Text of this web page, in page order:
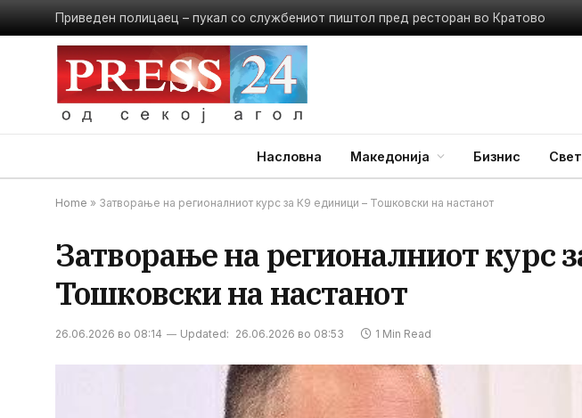
Приведен полицаец – пукал со службениот пиштол пред ресторан во Кратово
Насловна Македонија Бизнис Свет
Home » Затворање на регионалниот курс за К9 единици – Тошковски на настанот
Затворање на регионалниот курс
Тошковски на настанот
26.06.2026 во 08:14 Updated: 26.06.2026 во 08:53 1 Min Read